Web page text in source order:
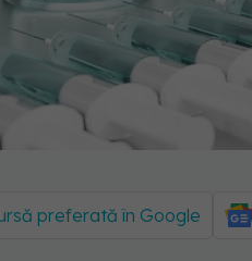
preferată în Google